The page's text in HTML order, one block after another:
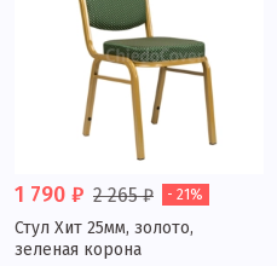
1 790 ₽ 2 265 ₽ - 21%
Стул Хит 25мм, золото,
зеленая корона